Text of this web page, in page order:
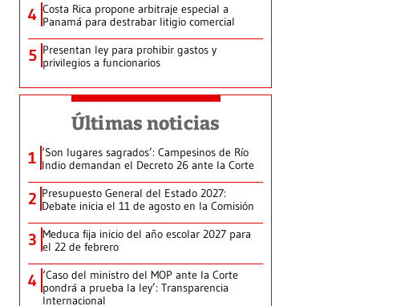
4 Costa Rica propone arbitraje especial a
Panamá para destrabar litigio comercial
5 Presentan ley para prohibir gastos y
privilegios a funcionarios
Últimas noticias
1 ‘Son lugares sagrados’: Campesinos de Río
Indio demandan el Decreto 26 ante la Corte
2 Presupuesto General del Estado 2027:
Debate inicia el 11 de agosto en la Comisión
3 Meduca fija inicio del año escolar 2027 para
el 22 de febrero
4 ‘Caso del ministro del MOP ante la Corte
pondrá a prueba la ley’: Transparencia
Internacional